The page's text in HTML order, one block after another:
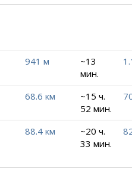
941 м
~13
мин.
68.6 км
~15 ч.
52 мин.
88.4 км
~20 ч.
33 мин.